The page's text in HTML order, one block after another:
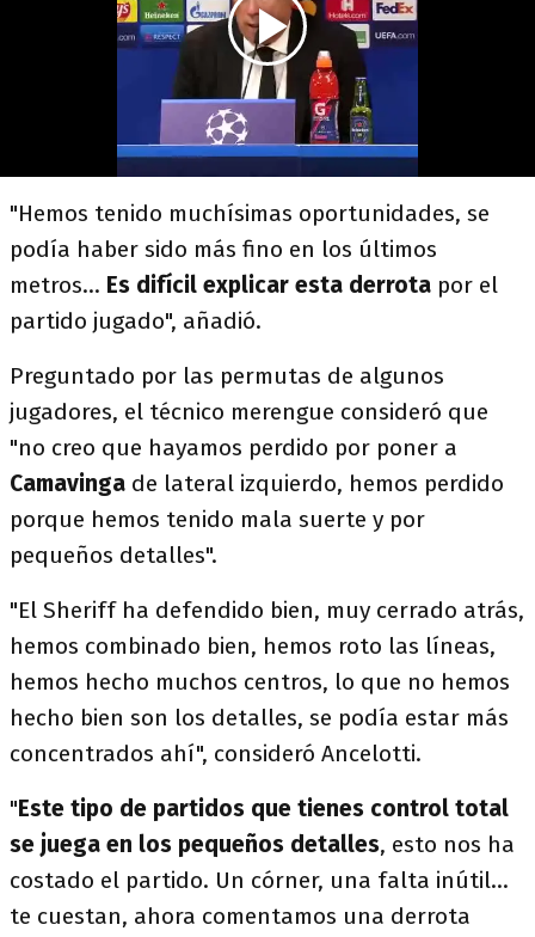
"Hemos tenido muchísimas oportunidades, se
podía haber sido más fino en los últimos
metros... Es difícil explicar esta derrota por el
partido jugado", añadió.
Preguntado por las permutas de algunos
jugadores, el técnico merengue consideró que
"no creo que hayamos perdido por poner a
Camavinga de lateral izquierdo, hemos perdido
porque hemos tenido mala suerte y por
pequeños detalles".
"El Sheriff ha defendido bien, muy cerrado atrás,
hemos combinado bien, hemos roto las líneas,
hemos hecho muchos centros, lo que no hemos
hecho bien son los detalles, se podía estar más
concentrados ahí", consideró Ancelotti.
"Este tipo de partidos que tienes control total
se juega en los pequeños detalles, esto nos ha
costado el partido. Un córner, una falta inútil...
te cuestan, ahora comentamos una derrota